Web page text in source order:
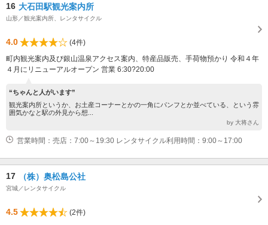
16 大石田駅観光案内所
山形／観光案内所、レンタサイクル
4.0
(4件)
町内観光案内及び銀山温泉アクセス案内、特産品販売、手荷物預かり 令和４年
４月にリニューアルオープン 営業 6:30?20:00
“ちゃんと人がいます”
観光案内所というか、お土産コーナーとかの一角にパンフとか並べている、という雰
囲気かなと駅の外見から想...
by 大将さん
営業時間：売店：7:00～19:30 レンタサイクル利用時間：9:00～17:00
17 （株）奥松島公社
宮城／レンタサイクル
4.5 (2件)